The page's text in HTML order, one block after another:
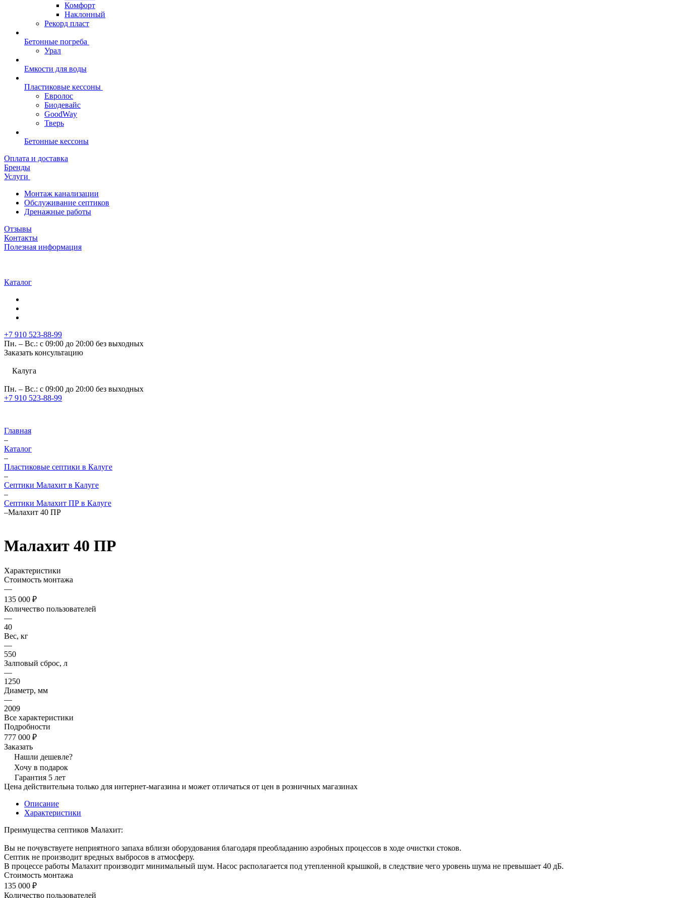
Комфорт
Наклонный
Рекорд пласт
Бетонные погреба
Урал
Емкости для воды
Пластиковые кессоны
Евролос
Биодевайс
GoodWay
Тверь
Бетонные кессоны
Оплата и доставка
Бренды
Услуги
Монтаж канализации
Обслуживание септиков
Дренажные работы
Отзывы
Контакты
Полезная информация
Каталог
+7 910 523-88-99
Пн. – Вс.: с 09:00 до 20:00 без выходных
Заказать консультацию
Калуга
Пн. – Вс.: с 09:00 до 20:00 без выходных
+7 910 523-88-99
Главная
–
Каталог
–
Пластиковые септики в Калуге
–
Септики Малахит в Калуге
–
Септики Малахит ПР в Калуге
–Малахит 40 ПР
Малахит 40 ПР
Характеристики
Стоимость монтажа
—
135 000 ₽
Количество пользователей
—
40
Вес, кг
—
550
Залповый сброс, л
—
1250
Диаметр, мм
—
2009
Все характеристики
Подробности
777 000 ₽
Заказать
Нашли дешевле?
Хочу в подарок
Гарантия 5 лет
Цена действительна только для интернет-магазина и может отличаться от цен в розничных магазинах
Описание
Характеристики
Преимущества септиков Малахит:
Вы не почувствуете неприятного запаха вблизи оборудования благодаря преобладанию аэробных процессов в ходе очистки стоков.
Септик не производит вредных выбросов в атмосферу.
В процессе работы Малахит производит минимальный шум. Насос располагается под утепленной крышкой, в следствие чего уровень шума не превышает 40 дБ.
Стоимость монтажа
135 000 ₽
Количество пользователей